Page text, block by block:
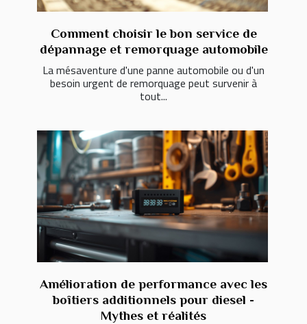
Comment choisir le bon service de
dépannage et remorquage automobile
La mésaventure d'une panne automobile ou d'un
besoin urgent de remorquage peut survenir à
tout...
Amélioration de performance avec les
boîtiers additionnels pour diesel -
Mythes et réalités